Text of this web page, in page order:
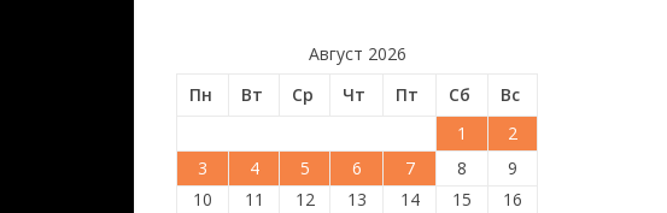
Август 2026
Пн
Вт Ср Чт Пт Сб
Вс
1
2
3
4 5 6 7 8
9
10
11 12 13 14 15
16